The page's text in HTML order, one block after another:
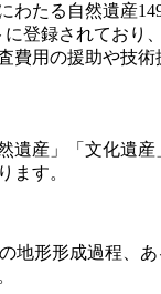
わたる自然遺産
登録されており
費用の援助や技
遺産」「文化遺
ます。
地形形成過程、